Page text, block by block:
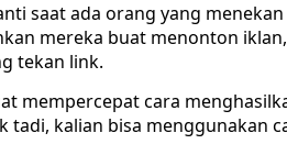
saat ada orang yang
mereka buat menonton
tekan link.
mempercepat cara
tadi, kalian bisa menggunakan